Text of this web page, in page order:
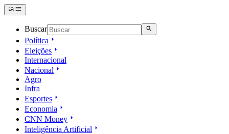
Buscar
Política
Eleições
Internacional
Nacional
Agro
Infra
Esportes
Economia
CNN Money
Inteligência Artificial